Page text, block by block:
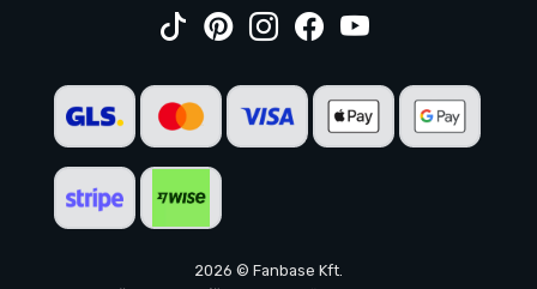
2026 © Fanbase Kft.